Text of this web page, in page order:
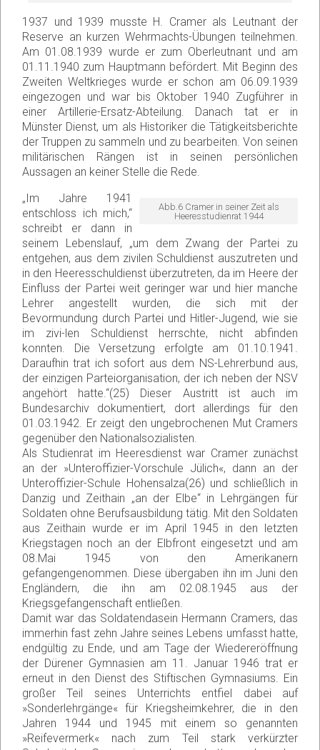
1937 und 1939 musste H. Cramer als Leutnant der
Reserve an kurzen Wehrmachts-Übungen teilnehmen.
Am 01.08.1939 wurde er zum Oberleutnant und am
01.11.1940 zum Hauptmann befördert. Mit Beginn des
Zweiten Weltkrieges wurde er schon am 06.09.1939
eingezogen und war bis Oktober 1940 Zugführer in
einer Artillerie-Ersatz-Abteilung. Danach tat er in
Münster Dienst, um als Historiker die Tätigkeitsberichte
der Truppen zu sammeln und zu bearbeiten. Von seinen
militärischen Rängen ist in seinen persönlichen
Aussagen an keiner Stelle die Rede.
Abb.6 Cramer in seiner Zeit als
Heeresstudienrat 1944
„Im Jahre 1941
entschloss ich mich,“
schreibt er dann in
seinem Lebenslauf, „um dem Zwang der Partei zu
entgehen, aus dem zivilen Schuldienst auszutreten und
in den Heeresschuldienst überzutreten, da im Heere der
Einfluss der Partei weit geringer war und hier manche
Lehrer angestellt wurden, die sich mit der
Bevormundung durch Partei und Hitler-Jugend, wie sie
im zivi-len Schuldienst herrschte, nicht abfinden
konnten. Die Versetzung erfolgte am 01.10.1941.
Daraufhin trat ich sofort aus dem NS-Lehrerbund aus,
der einzigen Parteiorganisation, der ich neben der NSV
angehört hatte.“(25) Dieser Austritt ist auch im
Bundesarchiv dokumentiert, dort allerdings für den
01.03.1942. Er zeigt den ungebrochenen Mut Cramers
gegenüber den Nationalsozialisten.
Als Studienrat im Heeresdienst war Cramer zunächst
an der »Unteroffizier-Vorschule Jülich«, dann an der
Unteroffizier-Schule Hohensalza(26) und schließlich in
Danzig und Zeithain „an der Elbe“ in Lehrgängen für
Soldaten ohne Berufsausbildung tätig. Mit den Soldaten
aus Zeithain wurde er im April 1945 in den letzten
Kriegstagen noch an der Elbfront eingesetzt und am
08.Mai 1945 von den Amerikanern
gefangengenommen. Diese übergaben ihn im Juni den
Engländern, die ihn am 02.08.1945 aus der
Kriegsgefangenschaft entließen.
Damit war das Soldatendasein Hermann Cramers, das
immerhin fast zehn Jahre seines Lebens umfasst hatte,
endgültig zu Ende, und am Tage der Wiedereröffnung
der Dürener Gymnasien am 11. Januar 1946 trat er
erneut in den Dienst des Stiftischen Gymnasiums. Ein
großer Teil seines Unterrichts entfiel dabei auf
»Sonderlehrgänge« für Kriegsheimkehrer, die in den
Jahren 1944 und 1945 mit einem so genannten
»Reifevermerk« nach zum Teil stark verkürzter